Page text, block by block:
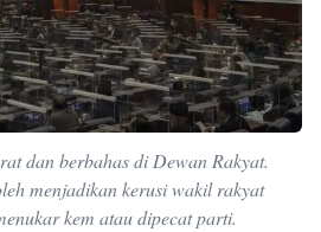
dan berbahas di Dewan Rakyat.
menjadikan kerusi wakil rakyat
kem atau dipecat parti.